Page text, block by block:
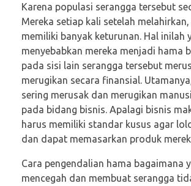
Karena populasi serangga tersebut
Mereka setiap kali setelah
memiliki banyak keturunan. Hal inilah
menyebabkan mereka menjadi hama
pada sisi lain serangga tersebut
merugikan secara finansial.
sering merusak dan merugikan
pada bidang bisnis. Apalagi bisnis
harus memiliki standar kusus agar
dan dapat memasarkan produk
Cara pengendalian hama bagaimana
mencegah dan membuat serangga